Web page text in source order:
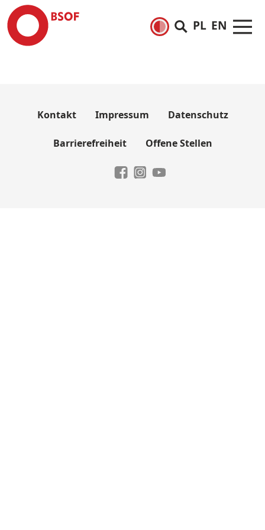
PL EN
Kontakt Impressum Datenschutz
Barrierefreiheit Offene Stellen